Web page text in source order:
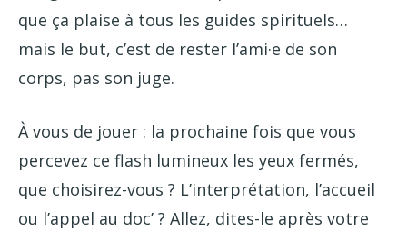
que ça plaise à tous les guides spirituels…
mais le but, c’est de rester l’ami·e de son
corps, pas son juge.
À vous de jouer : la prochaine fois que vous
percevez ce flash lumineux les yeux fermés,
que choisirez-vous ? L’interprétation, l’accueil
ou l’appel au doc’ ? Allez, dites-le après votre